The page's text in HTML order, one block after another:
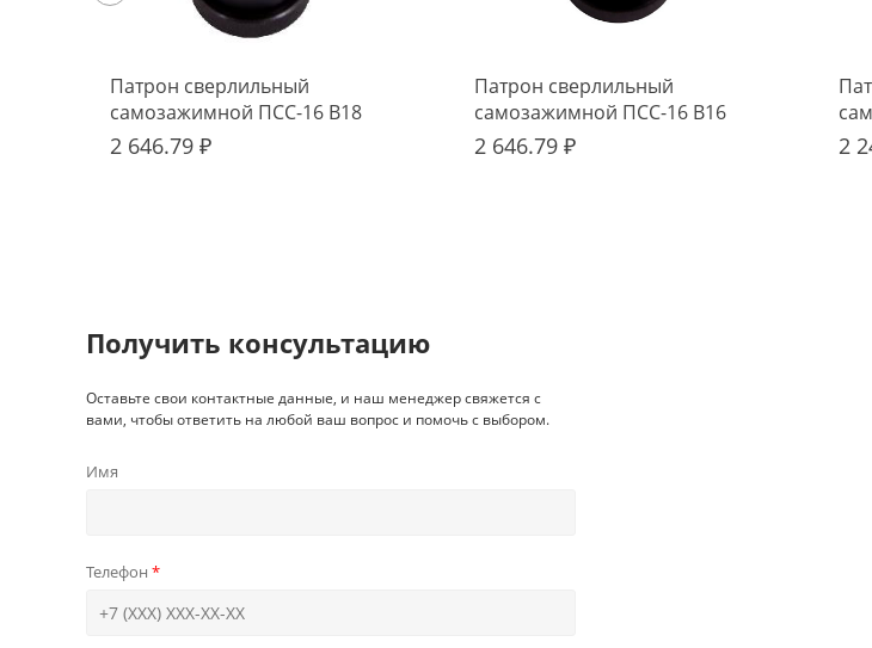
Патрон сверлильный
самозажимной ПСС-16 В18
2 646.79 ₽
Патрон сверлильный
самозажимной ПСС-16 В16
2 646.79 ₽ 2
Получить консультацию
Оставьте свои контактные данные, и наш менеджер свяжется с
вами, чтобы ответить на любой ваш вопрос и помочь с выбором.
Имя
Телефон